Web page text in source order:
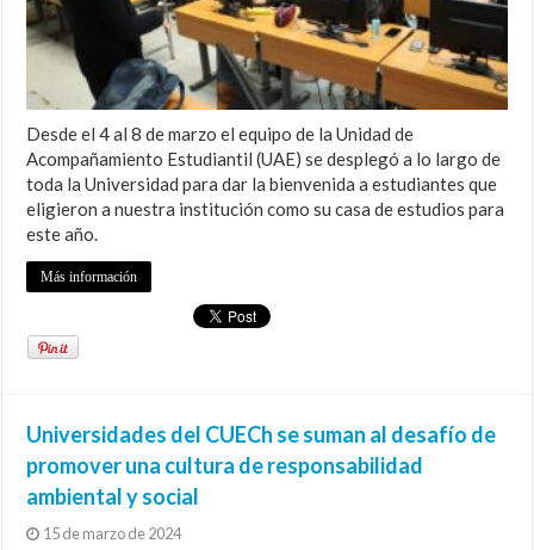
Desde el 4 al 8 de marzo el equipo de la Unidad de
Acompañamiento Estudiantil (UAE) se desplegó a lo largo de
toda la Universidad para dar la bienvenida a estudiantes que
eligieron a nuestra institución como su casa de estudios para
este año.
Más información
Universidades del CUECh se suman al desafío de
promover una cultura de responsabilidad
ambiental y social
15 de marzo de 2024